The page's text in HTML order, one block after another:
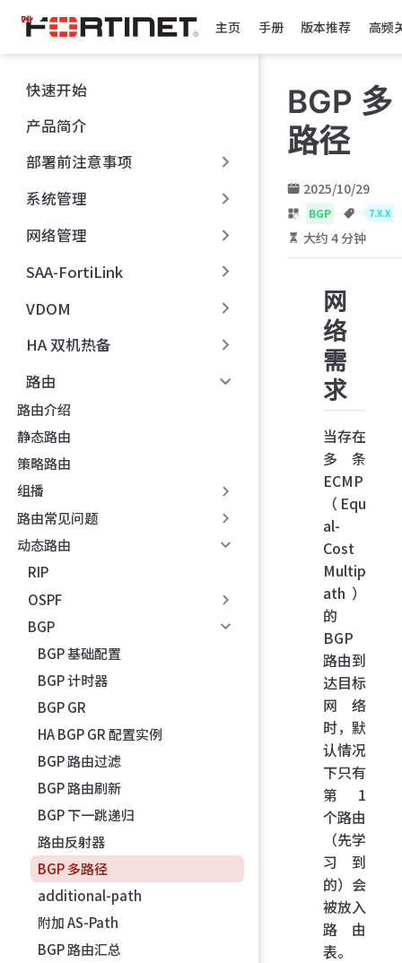
跳
至
主
內
容
主页 手册 版本推荐 高频
快速开始
产品简介
部署前注意事项
系统管理
网络管理
SAA-FortiLink
VDOM
HA 双机热备
路由
路由介绍
静态路由
策略路由
组播
路由常见问题
动态路由
RIP
OSPF
BGP
BGP 基础配置
BGP 计时器
BGP GR
HA BGP GR 配置实例
BGP 路由过滤
BGP 路由刷新
BGP 下一跳递归
路由反射器
BGP 多路径
additional-path
附加 AS-Path
BGP 路由汇总
BGP 多
路径
2025/10/29
BGP 7.X.X
大约 4 分钟
网
络
需
求
当存在
多条
ECMP
（Equ
al-
Cost
Multip
ath）
的
BGP
路由到
达目标
网络
时，默
认情况
下只有
第 1
个路由
（先学
习到
的）会
被放入
路由
表。